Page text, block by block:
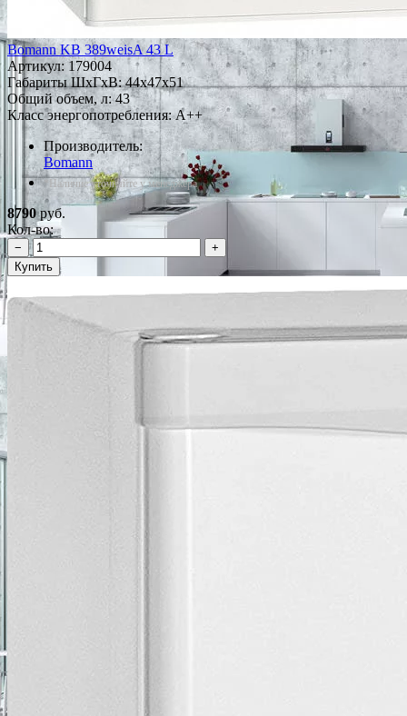
Bomann KB 389weisA 43 L
Артикул:179004
Габариты ШxГxВ: 44x47x51
Общий объем, л: 43
Класс энергопотребления: A++
Производитель:
Bomann
*Наличие уточняйте у менеджера
8790руб.
Кол-во:
−
+
Купить